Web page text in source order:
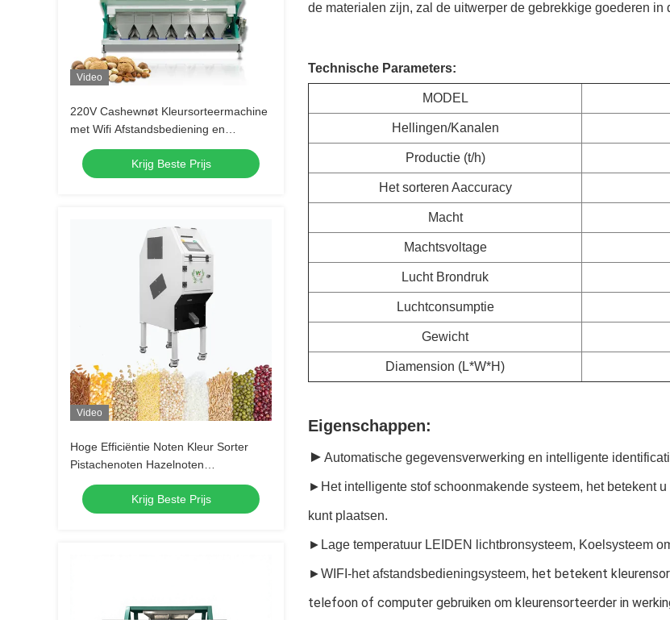
Video
220V Cashewnøt Kleursorteermachine
met Wifi Afstandsbediening en
≥99,99% Sorteerprecisie
Krijg Beste Prijs
Video
Hoge Efficiëntie Noten Kleur Sorter
Pistachenoten Hazelnoten
Pijnboompitten Walnoten Amandelen
Pinda's Scheiden Machine
Krijg Beste Prijs
de materialen zijn, zal de uitwerper de gebrekkige goederen in
Technische Parameters:
MODEL
Hellingen/Kanalen
Productie (t/h)
Het sorteren Aaccuracy
Macht
Machtsvoltage
Lucht Brondruk
Luchtconsumptie
Gewicht
Diamension (L*W*H)
Eigenschappen:
► Automatische gegevensverwerking en intelligente
►Het intelligente stof schoonmakende systeem, het betekent
kunt plaatsen.
►Lage temperatuur LEIDEN lichtbronsysteem, Koelsysteem
►WIFI-het afstandsbedieningsysteem, het betekent
telefoon of computer gebruiken om kleurensorteerder in